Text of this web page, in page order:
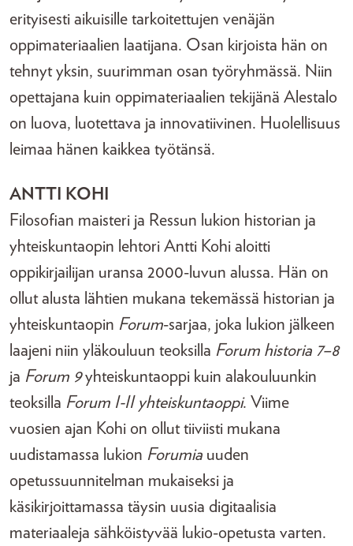
erityisesti aikuisille tarkoitettujen venäjän
oppimateriaalien laatijana. Osan kirjoista hän on
tehnyt yksin, suurimman osan työryhmässä. Niin
opettajana kuin oppimateriaalien tekijänä Alestalo
on luova, luotettava ja innovatiivinen. Huolellisuus
leimaa hänen kaikkea työtänsä.
ANTTI KOHI
Filosofian maisteri ja Ressun lukion historian ja
yhteiskuntaopin lehtori Antti Kohi aloitti
oppikirjailijan uransa 2000-luvun alussa. Hän on
ollut alusta lähtien mukana tekemässä historian ja
yhteiskuntaopin Forum-sarjaa, joka lukion jälkeen
laajeni niin yläkouluun teoksilla Forum historia 7–8
ja Forum 9yhteiskuntaoppi kuin alakouluunkin
teoksilla Forum I-II yhteiskuntaoppi. Viime
vuosien ajan Kohi on ollut tiiviisti mukana
uudistamassa lukion Forumia uuden
opetussuunnitelman mukaiseksi ja
käsikirjoittamassa täysin uusia digitaalisia
materiaaleja sähköistyvää lukio-opetusta varten.